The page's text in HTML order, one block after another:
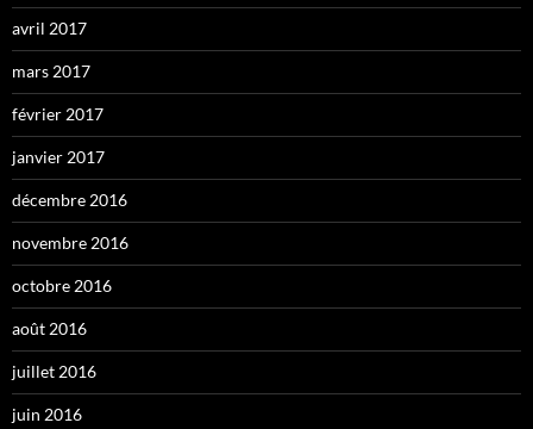
avril 2017
mars 2017
février 2017
janvier 2017
décembre 2016
novembre 2016
octobre 2016
août 2016
juillet 2016
juin 2016